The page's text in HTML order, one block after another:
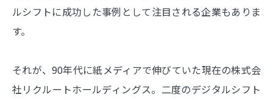
ルシフトに成功した事例として注目される企業もありま
す。
それが、90年代に紙メディアで伸びていた現在の株式会
社リクルートホールディングス。二度のデジタルシフト